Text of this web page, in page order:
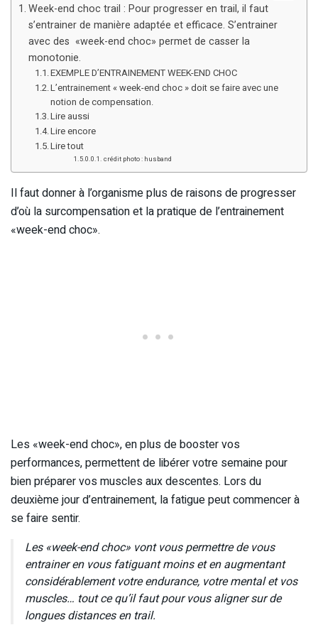
Week-end choc trail : Pour progresser en trail, il faut
s’entrainer de manière adaptée et efficace. S’entrainer
avec des «week-end choc» permet de casser la
monotonie.
EXEMPLE D’ENTRAINEMENT WEEK-END CHOC
L’entrainement « week-end choc » doit se faire avec une
notion de compensation.
Lire aussi
Lire encore
Lire tout
crédit photo : husband
Il faut donner à l’organisme plus de raisons de progresser
d’où la surcompensation et la pratique de l’entrainement
«week-end choc».
Les «week-end choc», en plus de booster vos
performances, permettent de libérer votre semaine pour
bien préparer vos muscles aux descentes. Lors du
deuxième jour d’entrainement, la fatigue peut commencer à
se faire sentir.
Les «week-end choc» vont vous permettre de vous
entrainer en vous fatiguant moins et en augmentant
considérablement votre endurance, votre mental et vos
muscles… tout ce qu’il faut pour vous aligner sur de
longues distances en trail.